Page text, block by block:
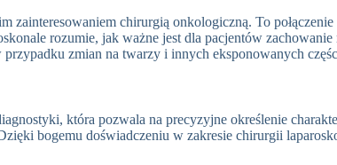
zainteresowaniem chirurgią onkologiczną. To
rozumie, jak ważne jest dla pacjentów
zmian na twarzy i innych eksponowanych
która pozwala na precyzyjne określenie
bogemu doświadczeniu w zakresie chirurgii